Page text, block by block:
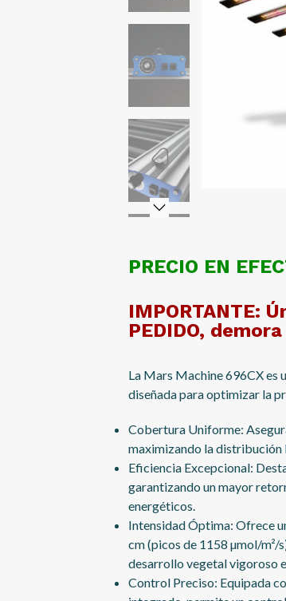
PRECIO EN
IMPORTANTE:
PEDIDO,
La Mars Machine 696CX es
diseñada para optimizar la
Cobertura Uniforme:
maximizando la distribución
Eficiencia Excepcional:
garantizando un mayor
energéticos.
Intensidad Óptima: Ofrece
cm (picos de 1158 µmol/m²/
desarrollo vegetal vigoroso
Control Preciso: Equipada